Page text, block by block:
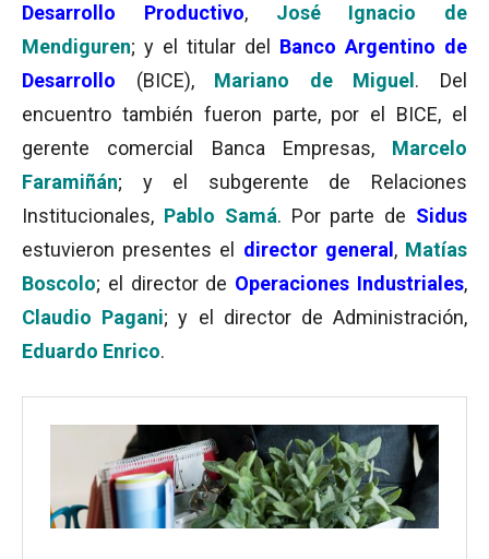
Desarrollo Productivo, José Ignacio de
Mendiguren; y el titular del Banco Argentino de
Desarrollo (BICE), Mariano de Miguel . Del
encuentro también fueron parte, por el BICE, el
gerente comercial Banca Empresas, Marcelo
Faramiñán; y el subgerente de Relaciones
Institucionales, Pablo Samá. Por parte de Sidus
estuvieron presentes el director general , Matías
Boscolo; el director de Operaciones Industriales,
Claudio Pagani; y el director de Administración,
Eduardo Enrico.